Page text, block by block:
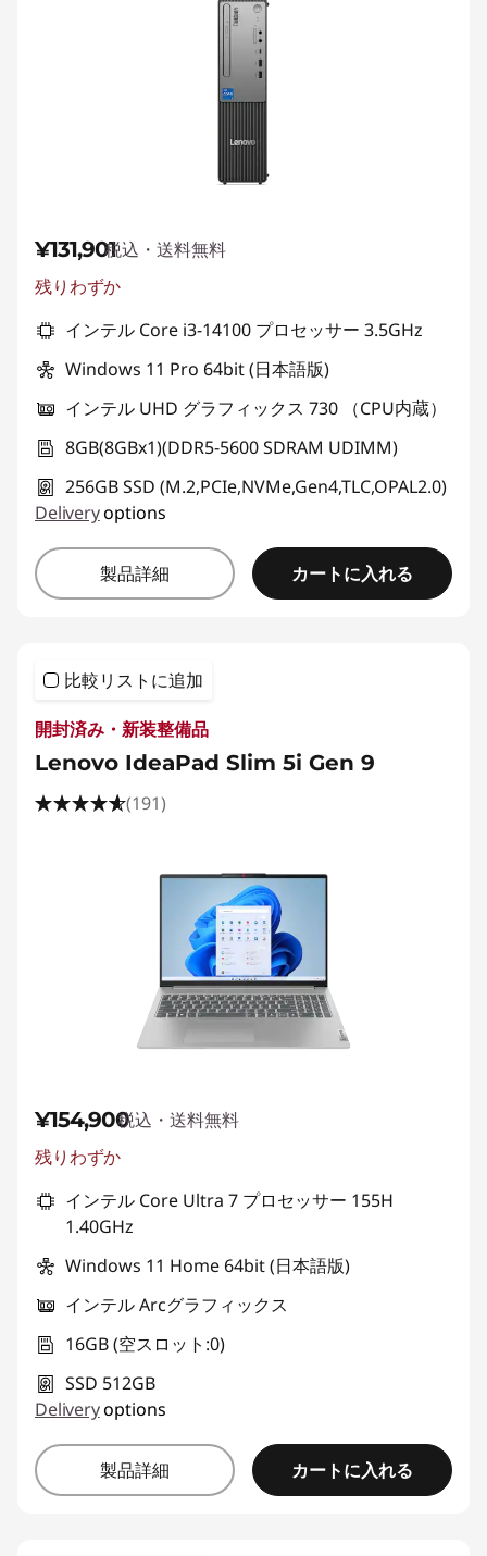
¥131,901税込・送料無料
特別割引 :
残りわずか
インテル Core i3-14100 プロセッサー 3.5GHz
Windows 11 Pro 64bit (日本語版)
インテル UHD グラフィックス 730 （CPU内蔵）
8GB(8GBx1)(DDR5-5600 SDRAM UDIMM)
256GB SSD (M.2,PCIe,NVMe,Gen4,TLC,OPAL2.0)
Deliveryoptions
製品詳細 カートに入れる
比較リストに追加
開封済み・新装整備品
Lenovo IdeaPad Slim 5i Gen 9
(191)
¥154,900税込・送料無料
残りわずか
インテル Core Ultra 7 プロセッサー 155H
1.40GHz
Windows 11 Home 64bit (日本語版)
インテル Arcグラフィックス
16GB (空スロット:0)
SSD 512GB
Deliveryoptions
製品詳細 カートに入れる